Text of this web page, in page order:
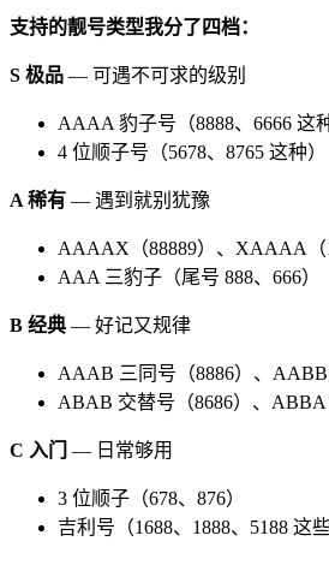
支持的靓号类型我分了四档：
S 极品 — 可遇不可求的级别
AAAA 豹子号（8888、6666 这
4 位顺子号（5678、8765 这种）
A 稀有 — 遇到就别犹豫
AAAAX（88889）、XAAAA（
AAA 三豹子（尾号 888、666）
B 经典 — 好记又规律
AAAB 三同号（8886）、AABB
ABAB 交替号（8686）、ABBA
C 入门 — 日常够用
3 位顺子（678、876）
吉利号（1688、1888、5188 这